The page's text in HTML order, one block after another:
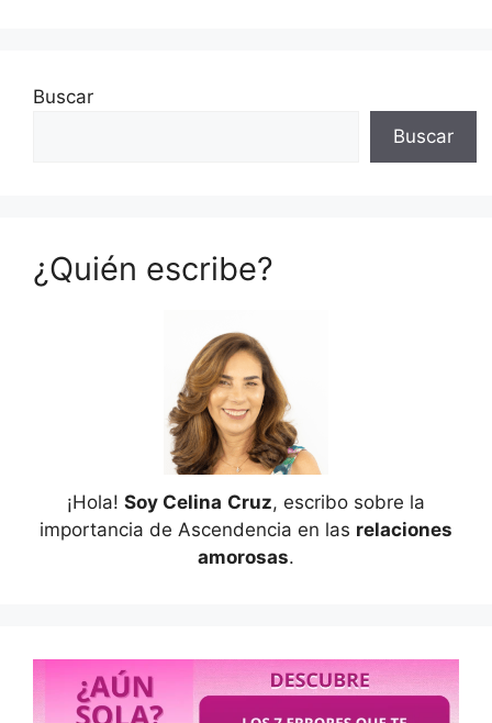
Buscar
Buscar
¿Quién escribe?
¡Hola! Soy Celina Cruz, escribo sobre la
importancia de Ascendencia en las relaciones
amorosas.